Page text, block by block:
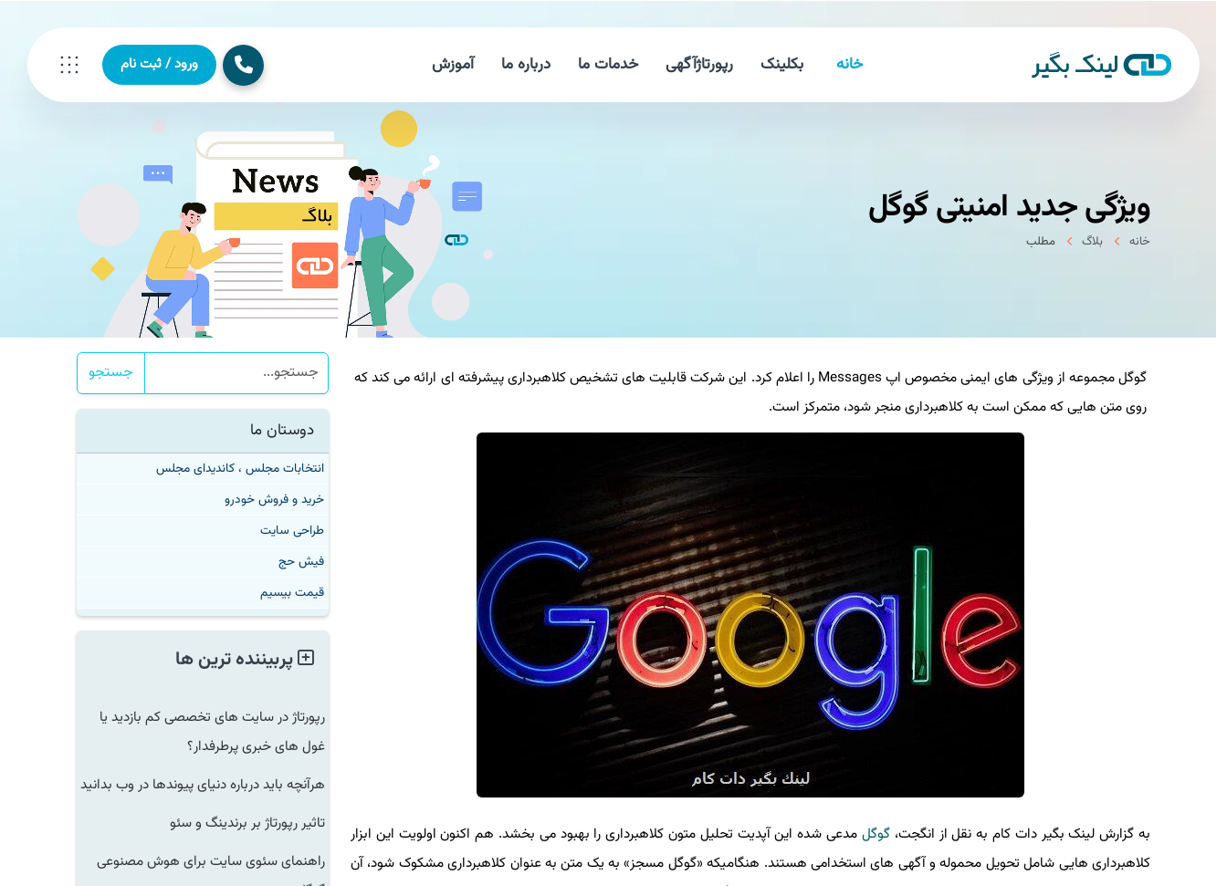
خانه بکلینک رپورتاژآگهی خدمات ما درباره ما آموزش ورود / ثبت نام
ویژگی جدید امنیتی گوگل
خانه بلاگ مطلب
گوگل مجموعه از ویژگی های ایمنی مخصوص اپ Messages را اعلام کرد. این شرکت قابلیت های تشخیص کلاهبرداری پیشرفته ای ارائه می کند که
روی متن هایی که ممکن است به کلاهبرداری منجر شود، متمرکز است.
به گزارش لینک بگیر دات کام به نقل از انگجت،گوگلمدعی شده این آپدیت تحلیل متون کلاهبرداری را بهبود می بخشد. هم اکنون اولویت این ابزار
کلاهبرداری هایی شامل تحویل محموله و آگهی های استخدامی هستند. هنگامیکه «گوگل مسجز» به یک متن به عنوان کلاهبرداری مشکوک شود، آن
جستجو
دوستان ما
انتخابات مجلس ، کاندیدای مجلس
خرید و فروش خودرو
طراحی سایت
فیش حج
قیمت بیسیم
پربیننده ترین ها
رپورتاژ در سایت های تخصصی کم بازدید یا
غول های خبری پرطرفدار؟
هرآنچه باید درباره دنیای پیوندها در وب بدانید
تاثیر رپورتاژ بر برندینگ و سئو
راهنمای سئوی سایت برای هوش مصنوعی